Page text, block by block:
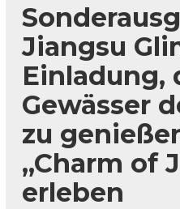
Jiangsu
Einladung,
Gewässer
zu
„Charm of
erleben